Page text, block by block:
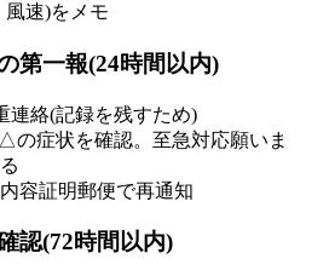
速)をメモ
第一報(24時間以内)
連絡(記録を残すため)
の症状を確認。至急対応願いま
容証明郵便で再通知
認(72時間以内)